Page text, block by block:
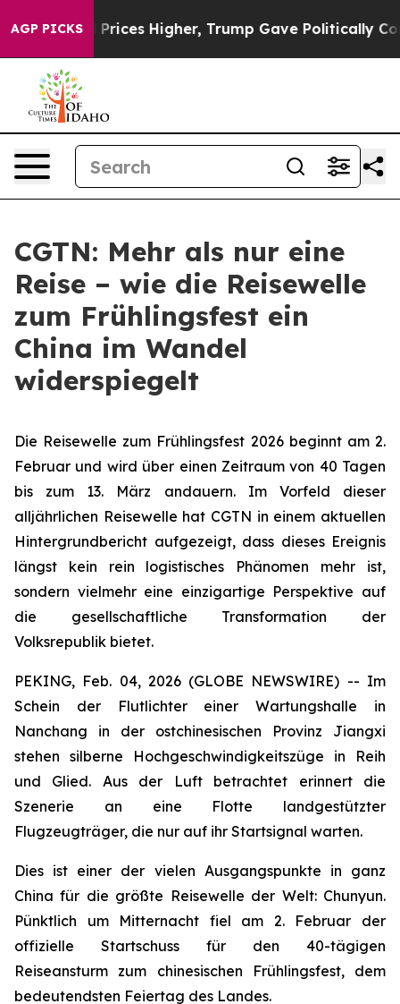
AGP PICKS
oil Prices Higher, Trump Gave Politically
CGTN: Mehr als nur eine
Reise – wie die Reisewelle
zum Frühlingsfest ein
China im Wandel
widerspiegelt
Die Reisewelle zum Frühlingsfest 2026 beginnt am 2.
Februar und wird über einen Zeitraum von 40 Tagen
bis zum 13. März andauern. Im Vorfeld dieser
alljährlichen Reisewelle hat CGTN in einem aktuellen
Hintergrundbericht aufgezeigt, dass dieses Ereignis
längst kein rein logistisches Phänomen mehr ist,
sondern vielmehr eine einzigartige Perspektive auf
die gesellschaftliche Transformation der
Volksrepublik bietet.
PEKING, Feb. 04, 2026 (GLOBE NEWSWIRE) -- Im
Schein der Flutlichter einer Wartungshalle in
Nanchang in der ostchinesischen Provinz Jiangxi
stehen silberne Hochgeschwindigkeitszüge in Reih
und Glied. Aus der Luft betrachtet erinnert die
Szenerie an eine Flotte landgestützter
Flugzeugträger, die nur auf ihr Startsignal warten.
Dies ist einer der vielen Ausgangspunkte in ganz
China für die größte Reisewelle der Welt: Chunyun.
Pünktlich um Mitternacht fiel am 2. Februar der
offizielle Startschuss für den 40-tägigen
Reiseansturm zum chinesischen Frühlingsfest, dem
bedeutendsten Feiertag des Landes.